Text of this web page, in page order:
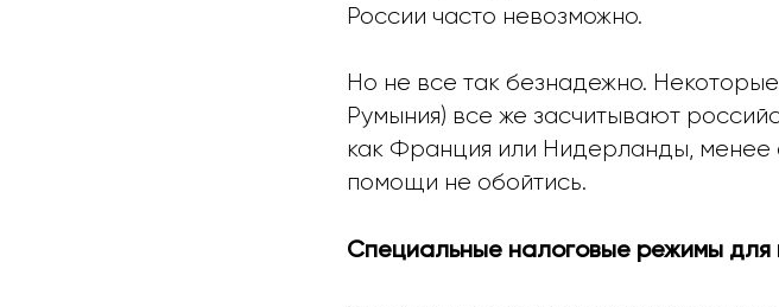
России часто невозможно.
Но не все так безнадежно.
Румыния) все же засчитывают
как Франция или Нидерланды, менее
помощи не обойтись.
Специальные налоговые режимы для